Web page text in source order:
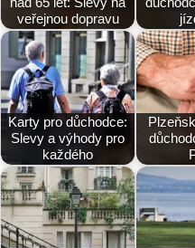
veřejnou dopravu
Karty pro důchodce:
Slevy a výhody pro
každého